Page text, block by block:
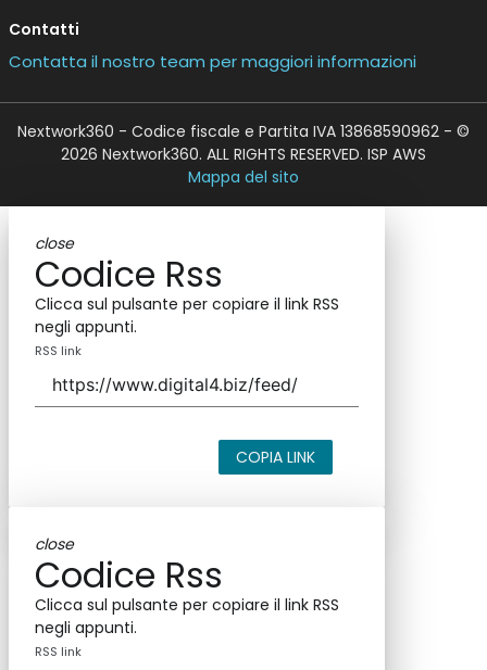
Contatti
Contatta il nostro team per maggiori informazioni
Nextwork360 - Codice fiscale e Partita IVA 13868590962 - ©
2026 Nextwork360. ALL RIGHTS RESERVED. ISP AWS
Mappa del sito
close
Codice Rss
Clicca sul pulsante per copiare il link RSS
negli appunti.
RSS link
COPIA LINK
close
Codice Rss
Clicca sul pulsante per copiare il link RSS
negli appunti.
RSS link